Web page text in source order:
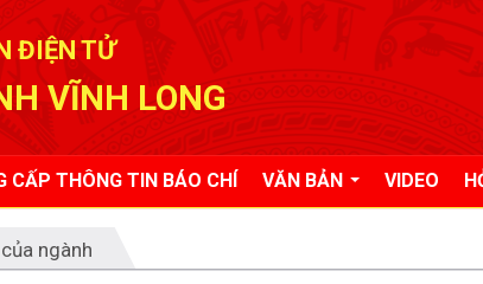
ĐIỆN TỬ
VĨNH LONG
CẤP THÔNG TIN BÁO CHÍ VĂN BẢN VIDEO
ngành